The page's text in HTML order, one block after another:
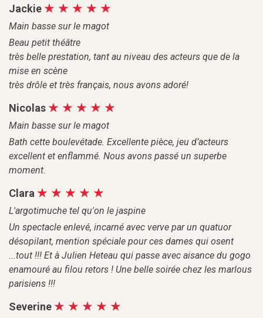
Jackie
Main basse sur le magot
Beau petit théâtre
très belle prestation, tant au niveau des acteurs que de la
mise en scène
très drôle et très français, nous avons adoré!
Nicolas
Main basse sur le magot
Bath cette boulevétade. Excellente pièce, jeu d’acteurs
excellent et enflammé. Nous avons passé un superbe
moment.
Clara
L'argotimuche tel qu'on le jaspine
Un spectacle enlevé, incarné avec verve par un quatuor
désopilant, mention spéciale pour ces dames qui osent
...tout !!! Et à Julien Heteau qui passe avec aisance du gogo
enamouré au filou retors ! Une belle soirée chez les marlous
parisiens !!!
Severine